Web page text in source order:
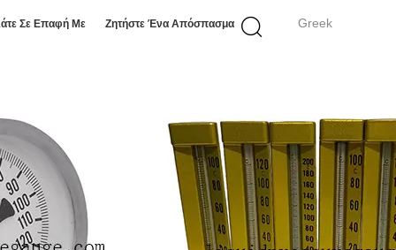
Greek
Σε Επαφή Με Ζητήστε Ένα Απόσπασμα